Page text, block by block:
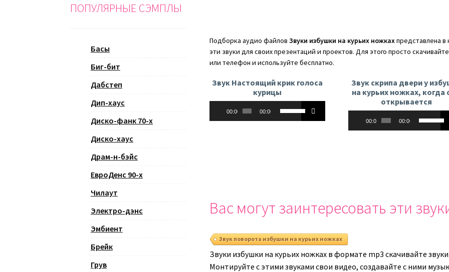
или
уменьшить
громкость.
или
Подборка аудио файлов Звуки избушки на курьих ножкахпредставлена в
эти звуки для своих презентаций и проектов. Для этого просто
или телефон и используйте бесплатно.
Звук Настоящий крик голоса
курицы
00:00 00:00
Звук скрипа двери у
на курьих ножках, когда
открывается
00:00 00:00
Вас могут заинтересовать эти
Звук поворота избушки на курьих ножках
Звуки избушки на курьих ножках в формате mp3 скачивайте
Монтируйте с этими звуками свои видео, создавайте с ними
ПОПУЛЯРНЫЕ СЭМПЛЫ
Басы
Биг-бит
Дабстеп
Дип-хаус
Диско-фанк 70-х
Диско-хаус
Драм-н-бэйс
ЕвроДенс 90-х
Чилаут
Электро-дэнс
Эмбиент
Брейк
Грув